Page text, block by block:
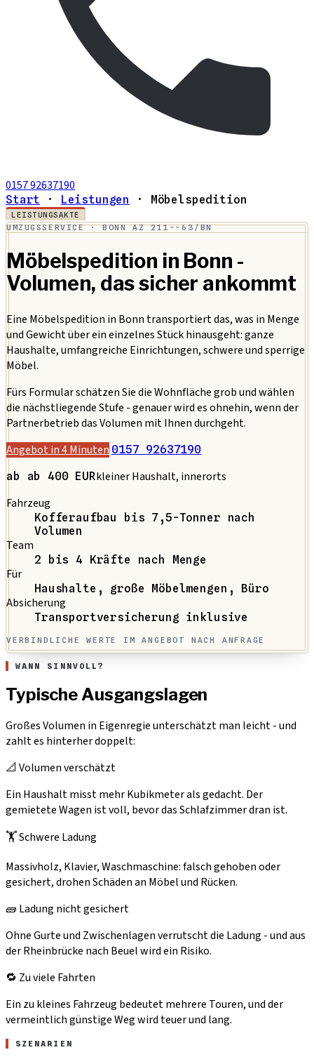
0157 92637190
Start · Leistungen · Möbelspedition
LEISTUNGSAKTE
UMZUGSSERVICE · BONN AZ 211--63/BN
Möbelspedition in Bonn -
Volumen, das sicher ankommt
Eine Möbelspedition in Bonn transportiert das, was in Menge
und Gewicht über ein einzelnes Stück hinausgeht: ganze
Haushalte, umfangreiche Einrichtungen, schwere und sperrige
Möbel.
Fürs Formular schätzen Sie die Wohnfläche grob und wählen
die nächstliegende Stufe - genauer wird es ohnehin, wenn der
Partnerbetrieb das Volumen mit Ihnen durchgeht.
Angebot in 4 Minuten 0157 92637190
ab ab 400 EURkleiner Haushalt, innerorts
Fahrzeug
Kofferaufbau bis 7,5-Tonner nach
Volumen
Team
2 bis 4 Kräfte nach Menge
Für
Haushalte, große Möbelmengen, Büro
Absicherung
Transportversicherung inklusive
VERBINDLICHE WERTE IM ANGEBOT NACH ANFRAGE
WANN SINNVOLL?
Typische Ausgangslagen
Großes Volumen in Eigenregie unterschätzt man leicht - und
zahlt es hinterher doppelt:
📐 Volumen verschätzt
Ein Haushalt misst mehr Kubikmeter als gedacht. Der
gemietete Wagen ist voll, bevor das Schlafzimmer dran ist.
🏋️ Schwere Ladung
Massivholz, Klavier, Waschmaschine: falsch gehoben oder
gesichert, drohen Schäden an Möbel und Rücken.
🧱 Ladung nicht gesichert
Ohne Gurte und Zwischenlagen verrutscht die Ladung - und aus
der Rheinbrücke nach Beuel wird ein Risiko.
🔁 Zu viele Fahrten
Ein zu kleines Fahrzeug bedeutet mehrere Touren, und der
vermeintlich günstige Weg wird teuer und lang.
SZENARIEN